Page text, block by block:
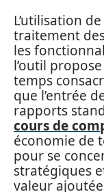
L’utilisation
traitement
les
l’outil
temps
que l’entrée
rapports
cours de
économie de
pour se
stratégiques
valeur